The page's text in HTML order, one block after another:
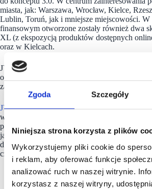
Zgoda Szczegóły
Niniejsza strona korzysta z plików
Wykorzystujemy pliki cookie do
i reklam, aby oferować funkcje
analizować ruch w naszej witrynie.
korzystasz z naszej witryny,
miasta, jak: Warszawa, Wrocław, Kielce,
Lublin, Toruń, jak i mniejsze miejscowości. W
finansowym otworzone zostały również dwa
XL (z ekspozycją produktów dostępnych
oraz w Kielcach.
JYSK Polska otrzymał również prestiżowe
od magazynu Forbes dla najlepszego
zajmując drugie miejsce w branży handlu
JYSKw Polce nadal szeroko angażuje się w
w zakresie zrównoważonego rozwoju.
produktów, wycofanych ze sprzedaży z
jakościowych, znalazły się drugim obiegu i
do szpitali w Ukrainie, Polskiej Akcji
czy Polskiemu Czerwonemu Krzyżowi.